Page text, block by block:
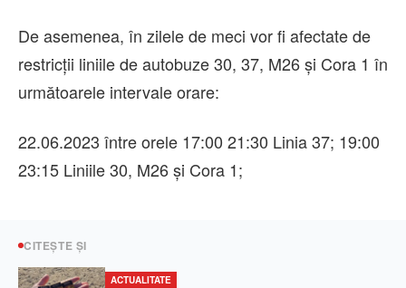
De asemenea, în zilele de meci vor fi afectate de
restricții liniile de autobuze 30, 37, M26 și Cora 1 în
următoarele intervale orare:
22.06.2023 între orele 17:00 21:30 Linia 37; 19:00
23:15 Liniile 30, M26 și Cora 1;
CITEȘTE ȘI
ACTUALITATE